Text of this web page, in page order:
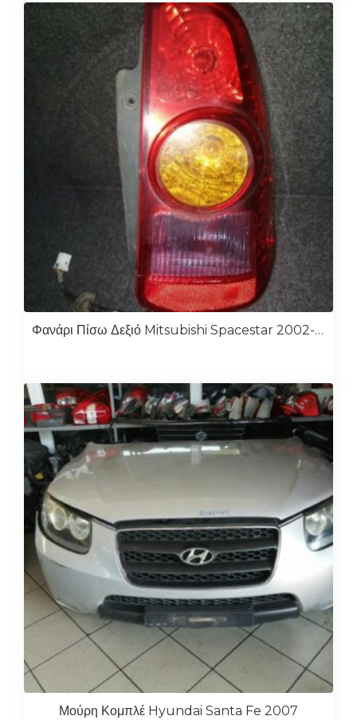
Φανάρι Πίσω Δεξιό Mitsubishi Spacestar 2002-2006
Μούρη Κομπλέ Hyundai Santa Fe 2007